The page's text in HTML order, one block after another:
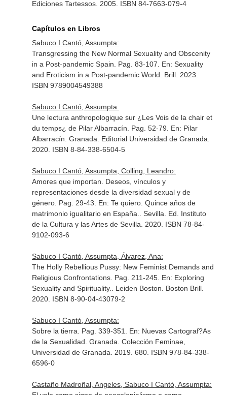
Ediciones Tartessos. 2005. ISBN 84-7663-079-4
Capítulos en Libros
Sabuco I Cantó, Assumpta:
Transgressing the New Normal Sexuality and Obscenity
in a Post-pandemic Spain. Pag. 83-107. En: Sexuality
and Eroticism in a Post-pandemic World . Brill. 2023.
ISBN 9789004549388
Sabuco I Cantó, Assumpta:
Une lectura anthropologique sur ¿Les Vois de la chair et
du temps¿ de Pilar Albarracín. Pag. 52-79. En: Pilar
Albarracín . Granada. Editorial Universidad de Granada.
2020. ISBN 8-84-338-6504-5
Sabuco I Cantó, Assumpta, Colling, Leandro:
Amores que importan. Deseos, vínculos y
representaciones desde la diversidad sexual y de
género. Pag. 29-43. En: Te quiero. Quince años de
matrimonio igualitario en España.
. Sevilla. Ed. Instituto
de la Cultura y las Artes de Sevilla. 2020. ISBN 78-84-
9102-093-6
Sabuco I Cantó, Assumpta, Álvarez, Ana:
The Holly Rebellious Pussy: New Feminist Demands and
Religious Confrontations. Pag. 211-245. En: Exploring
Sexuality and Spirituality.
. Leiden Boston. Boston Brill.
2020. ISBN 8-90-04-43079-2
Sabuco I Cantó, Assumpta:
Sobre la tierra. Pag. 339-351. En: Nuevas Cartograf?As
de la Sexualidad . Granada. Colección Feminae,
Universidad de Granada. 2019. 680. ISBN 978-84-338-
6596-0
Castaño Madroñal, Angeles, Sabuco I Cantó, Assumpta: